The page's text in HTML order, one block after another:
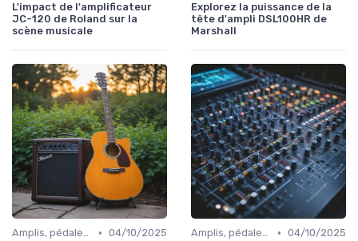
L'impact de l'amplificateur
JC-120 de Roland sur la
scène musicale
Explorez la puissance de la
tête d'ampli DSL100HR de
Marshall
Amplis, pédales et effets • 04/10/2025
Amplis, pédales et effets • 04/10/2025